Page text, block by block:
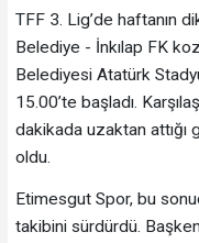
TFF 3. Lig’de haftanın
Belediye - İnkılap FK
Belediyesi Atatürk
15.00’te başladı.
dakikada uzaktan attığı
oldu.
Etimesgut Spor, bu
takibini sürdürdü.